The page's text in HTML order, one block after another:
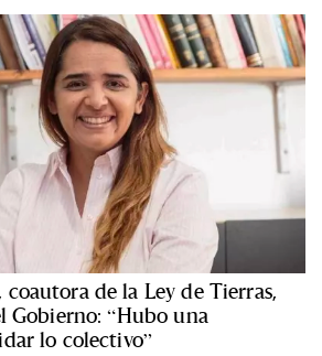
coautora de la Ley de Tierras,
Gobierno: “Hubo una
lo colectivo”